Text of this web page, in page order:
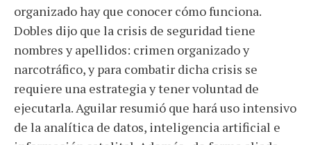
organizado hay que conocer cómo funciona.
Dobles dijo que la crisis de seguridad tiene
nombres y apellidos: crimen organizado y
narcotráfico, y para combatir dicha crisis se
requiere una estrategia y tener voluntad de
ejecutarla. Aguilar resumió que hará uso intensivo
de la analítica de datos, inteligencia artificial e